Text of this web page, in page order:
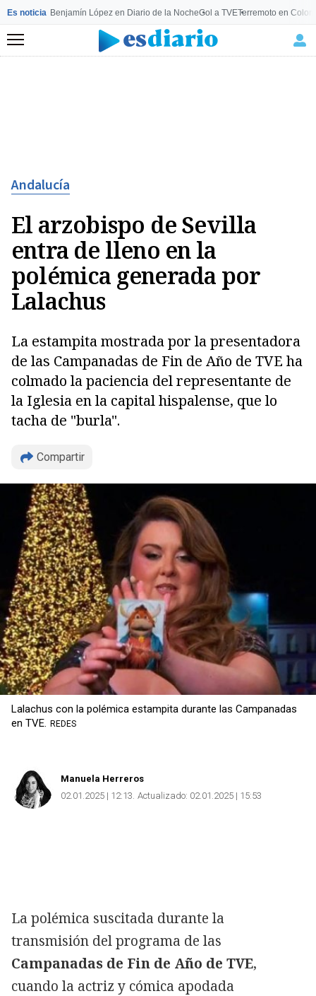
Es noticia Benjamín López en Diario de la NocheGol a TVETerremoto en
Menú
Andalucía
El arzobispo de Sevilla
entra de lleno en la
polémica generada por
Lalachus
La estampita mostrada por la presentadora
de las Campanadas de Fin de Año de TVE ha
colmado la paciencia del representante de
la Iglesia en la capital hispalense, que lo
tacha de "burla".
Compartir
Copiar
Lalachus con la polémica estampita durante las Campanadas
en TVE. REDES
Manuela Herreros
02.01.2025 | 12:13 Actualizado: 02.01.2025 | 15:53
La polémica suscitada durante la
transmisión del programa de las
Campanadas de Fin de Año de TVE,
cuando la actriz y cómica apodada